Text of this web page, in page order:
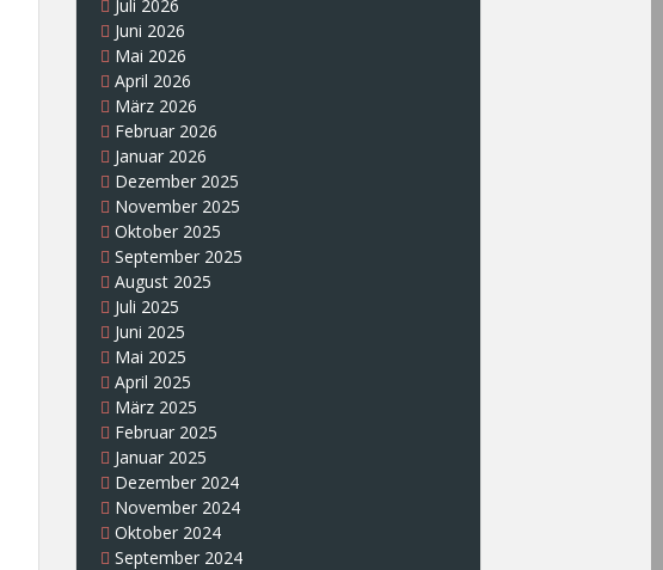
Juli 2026
Juni 2026
Mai 2026
April 2026
März 2026
Februar 2026
Januar 2026
Dezember 2025
November 2025
Oktober 2025
September 2025
August 2025
Juli 2025
Juni 2025
Mai 2025
April 2025
März 2025
Februar 2025
Januar 2025
Dezember 2024
November 2024
Oktober 2024
September 2024